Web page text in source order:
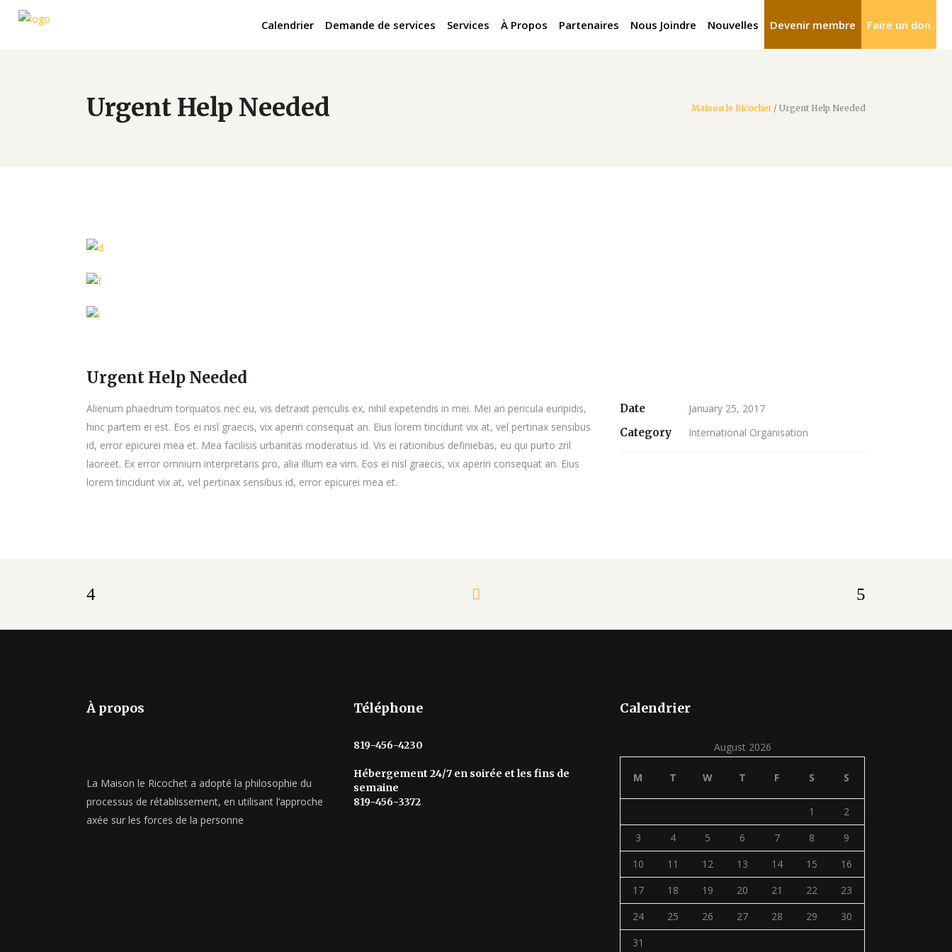
Calendrier Demande de services Services À Propos Partenaires Nous Joindre Nouvelles Devenir membre Faire un don
Urgent Help Needed Maison le Ricochet/ Urgent Help Needed
Urgent Help Needed
Alienum phaedrum torquatos nec eu, vis detraxit periculis ex, nihil expetendis in mei. Mei an pericula euripidis,
hinc partem ei est. Eos ei nisl graecis, vix aperiri consequat an. Eius lorem tincidunt vix at, vel pertinax sensibus
id, error epicurei mea et. Mea facilisis urbanitas moderatius id. Vis ei rationibus definiebas, eu qui purto zril
laoreet. Ex error omnium interpretaris pro, alia illum ea vim. Eos ei nisl graecis, vix aperiri consequat an. Eius
lorem tincidunt vix at, vel pertinax sensibus id, error epicurei mea et.
Date
January 25, 2017
Category
International Organisation
À propos
La Maison le Ricochet a adopté la philosophie du
processus de rétablissement, en utilisant l’approche
axée sur les forces de la personne
Téléphone
819-456-4230
Hébergement 24/7 en soirée et les fins de
semaine
819-456-3372
Calendrier
August 2026
M T W T F S S
1
2
3
4 5 6 7 8
9
10
11 12 13 14 15
16
17
18 19 20 21 22
23
24
25 26 27 28 29
30
31